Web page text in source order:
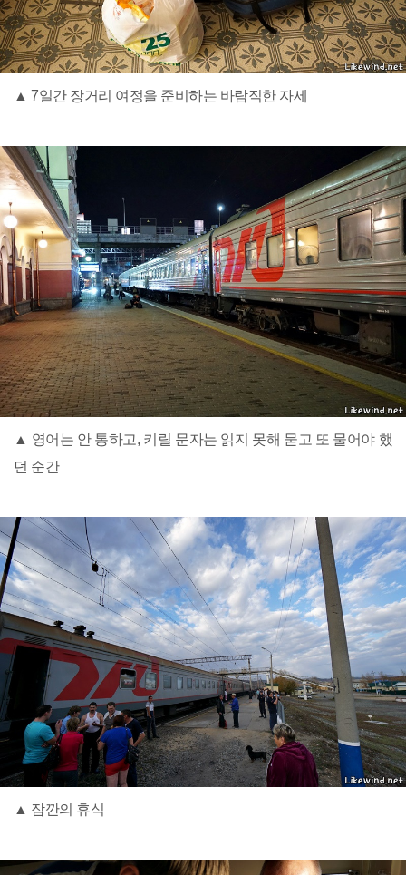
▲ 7일간 장거리 여정을 준비하는 바람직한 자세
▲ 영어는 안 통하고, 키릴 문자는 읽지 못해 묻고 또 물어야 했
던 순간
▲ 잠깐의 휴식